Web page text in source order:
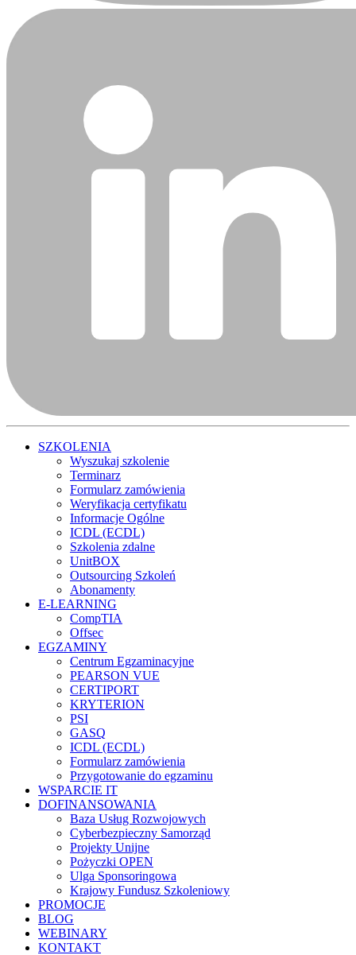
SZKOLENIA
Wyszukaj szkolenie
Terminarz
Formularz zamówienia
Weryfikacja certyfikatu
Informacje Ogólne
ICDL (ECDL)
Szkolenia zdalne
UnitBOX
Outsourcing Szkoleń
Abonamenty
E-LEARNING
CompTIA
Offsec
EGZAMINY
Centrum Egzaminacyjne
PEARSON VUE
CERTIPORT
KRYTERION
PSI
GASQ
ICDL (ECDL)
Formularz zamówienia
Przygotowanie do egzaminu
WSPARCIE IT
DOFINANSOWANIA
Baza Usług Rozwojowych
Cyberbezpieczny Samorząd
Projekty Unijne
Pożyczki OPEN
Ulga Sponsoringowa
Krajowy Fundusz Szkoleniowy
PROMOCJE
BLOG
WEBINARY
KONTAKT